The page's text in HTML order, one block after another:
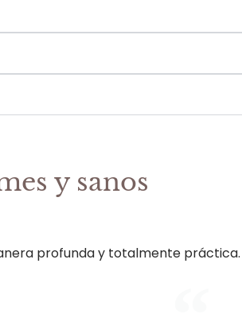
y sanos
profunda y totalmente práctica.